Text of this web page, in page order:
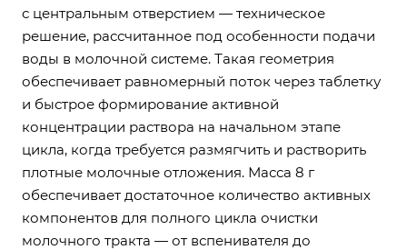
с центральным отверстием — техническое
решение, рассчитанное под особенности подачи
воды в молочной системе. Такая геометрия
обеспечивает равномерный поток через таблетку
и быстрое формирование активной
концентрации раствора на начальном этапе
цикла, когда требуется размягчить и растворить
плотные молочные отложения. Масса 8 г
обеспечивает достаточное количество активных
компонентов для полного цикла очистки
молочного тракта — от вспенивателя до